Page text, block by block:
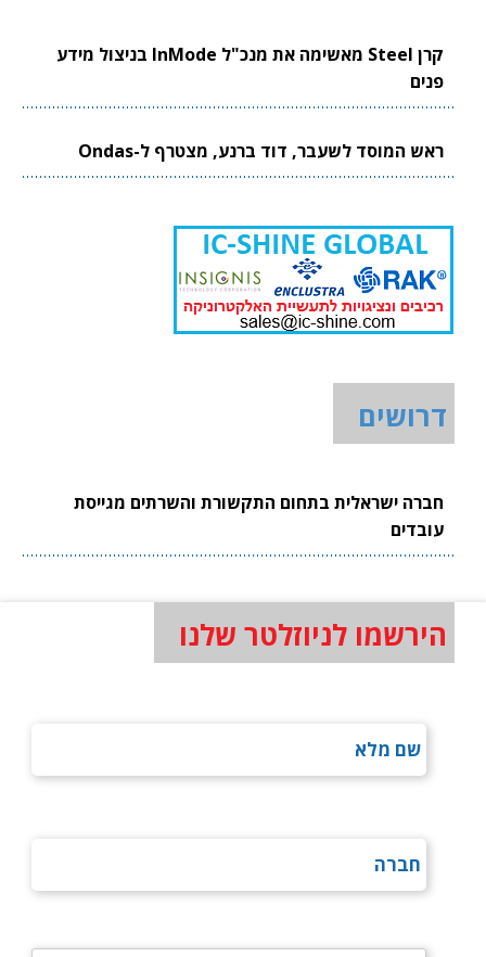
קרן Steel מאשימה את מנכ"ל InMode בניצול מידע
פנים
ראש המוסד לשעבר, דוד ברנע, מצטרף ל-Ondas
דרושים
חברה ישראלית בתחום התקשורת והשרתים מגייסת
עובדים
הירשמו לניוזלטר שלנו